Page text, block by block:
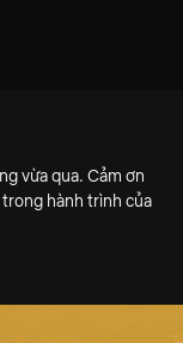
vừa qua. Cảm ơn
hành trình của